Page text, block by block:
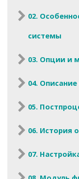
02.
системы
03. Опции и
04.
05.
06. История
07.